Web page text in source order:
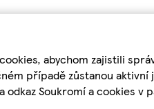
abychom zajistili
případě zůstanou
odkaz Soukromí a cookies v